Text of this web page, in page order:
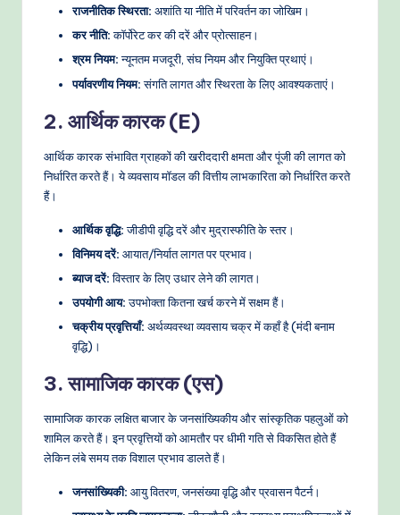
राजनीतिक स्थिरता: अशांति या नीति में परिवर्तन का जोखिम।
कर नीति:कॉर्पोरेट कर की दरें और प्रोत्साहन।
श्रम नियम:न्यूनतम मजदूरी, संघ नियम और नियुक्ति प्रथाएं।
पर्यावरणीय नियम:संगति लागत और स्थिरता के लिए आवश्यकताएं।
2. आर्थिक कारक (E)
आर्थिक कारक संभावित ग्राहकों की खरीददारी क्षमता और पूंजी की लागत को
निर्धारित करते हैं। ये व्यवसाय मॉडल की वित्तीय लाभकारिता को निर्धारित करते
हैं।
आर्थिक वृद्धि:जीडीपी वृद्धि दरें और मुद्रास्फीति के स्तर।
विनिमय दरें: आयात/निर्यात लागत पर प्रभाव।
ब्याज दरें:विस्तार के लिए उधार लेने की लागत।
उपयोगी आय:उपभोक्ता कितना खर्च करने में सक्षम हैं।
चक्रीय प्रवृत्तियाँ: अर्थव्यवस्था व्यवसाय चक्र में कहाँ है (मंदी बनाम
वृद्धि)।
3. सामाजिक कारक (एस)
सामाजिक कारक लक्षित बाजार के जनसांख्यिकीय और सांस्कृतिक पहलुओं को
शामिल करते हैं। इन प्रवृत्तियों को आमतौर पर धीमी गति से विकसित होते हैं
लेकिन लंबे समय तक विशाल प्रभाव डालते हैं।
जनसांख्यिकी: आयु वितरण, जनसंख्या वृद्धि और प्रवासन पैटर्न।